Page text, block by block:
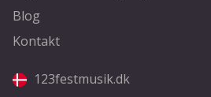
Blog
Kontakt
123festmusik.dk